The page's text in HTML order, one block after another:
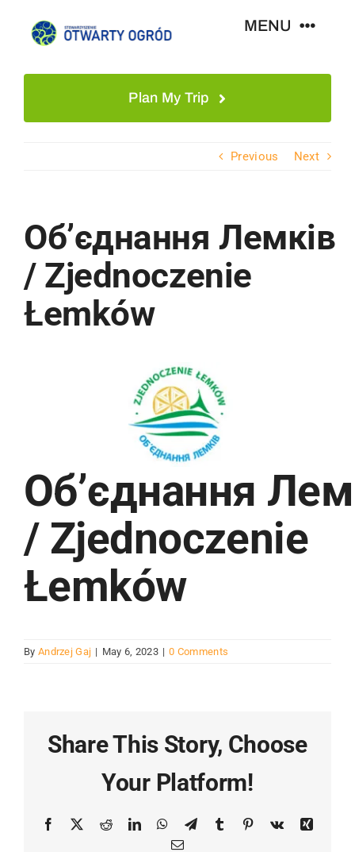
content
MENU
Społeczeństwo
Kontakt
Plan My Trip
Previous Next
Об’єднання Лемків
/ Zjednoczenie
Łemków
Об’єднання
/ Zjednoczenie
Łemków
By Andrzej Gaj | May 6, 2023 | 0 Comments
Share This Story, Choose
Your Platform!
Facebook RedditLinkedInWhatsApp
TelegramTumblr Pinterest
Vk
Xing
Email